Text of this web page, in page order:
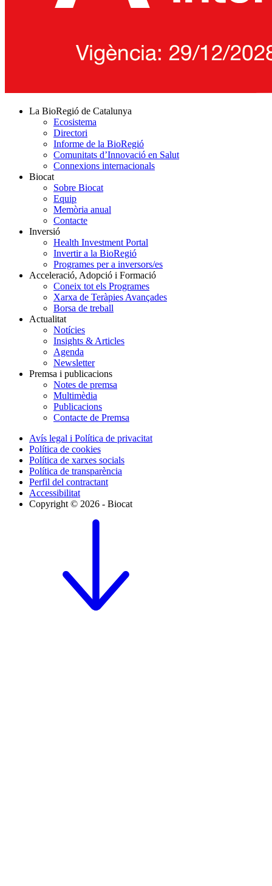
La BioRegió de Catalunya
Ecosistema
Directori
Informe de la BioRegió
Comunitats d’Innovació en Salut
Connexions internacionals
Biocat
Sobre Biocat
Equip
Memòria anual
Contacte
Inversió
Health Investment Portal
Invertir a la BioRegió
Programes per a inversors/es
Acceleració, Adopció i Formació
Coneix tot els Programes
Xarxa de Teràpies Avançades
Borsa de treball
Actualitat
Notícies
Insights & Articles
Agenda
Newsletter
Premsa i publicacions
Notes de premsa
Multimèdia
Publicacions
Contacte de Premsa
Avís legal i Política de privacitat
Política de cookies
Política de xarxes socials
Política de transparència
Perfil del contractant
Accessibilitat
Copyright © 2026 - Biocat